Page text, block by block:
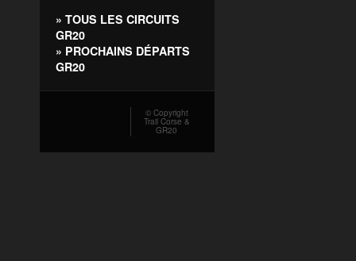
» TOUS LES CIRCUITS
GR20
» PROCHAINS DÉPARTS
GR20
© Copyright
Trail Corse &
GR20